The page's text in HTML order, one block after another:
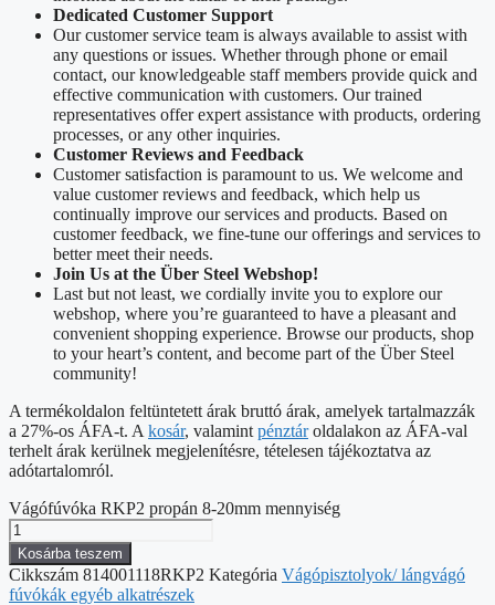
Dedicated Customer Support
Our customer service team is always available to assist with
any questions or issues. Whether through phone or email
contact, our knowledgeable staff members provide quick and
effective communication with customers. Our trained
representatives offer expert assistance with products, ordering
processes, or any other inquiries.
Customer Reviews and Feedback
Customer satisfaction is paramount to us. We welcome and
value customer reviews and feedback, which help us
continually improve our services and products. Based on
customer feedback, we fine-tune our offerings and services to
better meet their needs.
Join Us at the Über Steel Webshop!
Last but not least, we cordially invite you to explore our
webshop, where you’re guaranteed to have a pleasant and
convenient shopping experience. Browse our products, shop
to your heart’s content, and become part of the Über Steel
community!
A termékoldalon feltüntetett árak bruttó árak, amelyek tartalmazzák
a 27%-os ÁFA-t. A kosár, valamint pénztároldalakon az ÁFA-val
terhelt árak kerülnek megjelenítésre, tételesen tájékoztatva az
adótartalomról.
Vágófúvóka RKP2 propán 8-20mm mennyiség
Kosárba teszem
Cikkszám 814001118RKP2 Kategória Vágópisztolyok/ lángvágó
fúvókák egyéb alkatrészek